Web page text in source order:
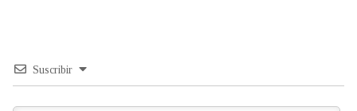
Suscribir